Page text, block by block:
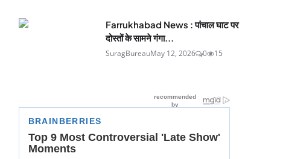
Farrukhabad News : पांचाल घाट पर
दोस्तों के सामने गंगा...
SuragBureauMay 12, 2026 0 15